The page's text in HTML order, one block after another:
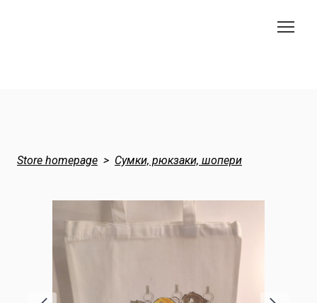
Store homepage Сумки, рюкзаки, шопери